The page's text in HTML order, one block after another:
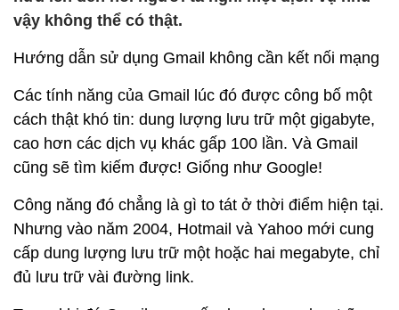
vậy không thể có thật.
Hướng dẫn sử dụng Gmail không cần kết nối mạng
Các tính năng của Gmail lúc đó được công bố một
cách thật khó tin: dung lượng lưu trữ một gigabyte,
cao hơn các dịch vụ khác gấp 100 lần. Và Gmail
cũng sẽ tìm kiếm được! Giống như Google!
Công năng đó chẳng là gì to tát ở thời điểm hiện tại.
Nhưng vào năm 2004, Hotmail và Yahoo mới cung
cấp dung lượng lưu trữ một hoặc hai megabyte, chỉ
đủ lưu trữ vài đường link.